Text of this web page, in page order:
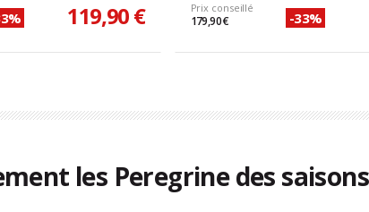
119,90 € Prix conseillé
179,90 € -33%
les Peregrine des